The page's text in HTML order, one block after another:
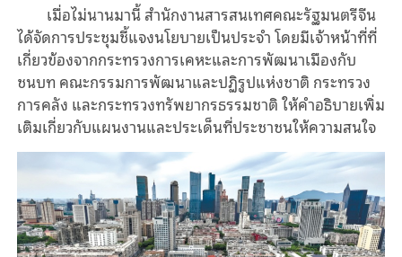
เมื่อไม่นานมานี้ สำนักงานสารสนเทศคณะรัฐมนตรีจีน
ได้จัดการประชุมชี้แจงนโยบายเป็นประจำ โดยมีเจ้าหน้าที่ที่
เกี่ยวข้องจากกระทรวงการเคหะและการพัฒนาเมืองกับ
ชนบท คณะกรรมการพัฒนาและปฏิรูปแห่งชาติ กระทรวง
การคลัง และกระทรวงทรัพยากรธรรมชาติ ให้คำอธิบายเพิ่ม
เติมเกี่ยวกับแผนงานและประเด็นที่ประชาชนให้ความสนใจ